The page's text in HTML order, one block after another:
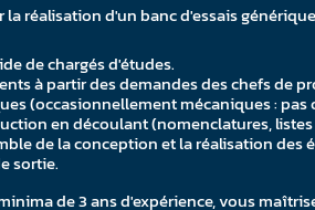
réalisation d'un banc d'essais
de chargés d'études.
à partir des demandes des chefs de
(occasionnellement mécaniques :
en découlant (nomenclatures,
de la conception et la réalisation
sortie.
de 3 ans d'expérience, vous